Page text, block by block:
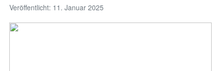
Veröffentlicht: 11. Januar 2025